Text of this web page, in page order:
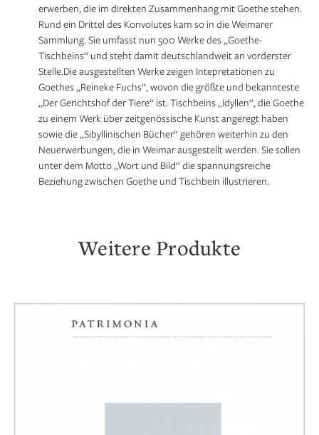
erwerben, die im direkten Zusammenhang mit Goethe stehen.
Rund ein Drittel des Konvolutes kam so in die Weimarer
Sammlung. Sie umfasst nun 500 Werke des „Goethe-
Tischbeins“ und steht damit deutschlandweit an vorderster
Stelle.Die ausgestellten Werke zeigen Intepretationen zu
Goethes „Reineke Fuchs“, wovon die größte und bekannteste
„Der Gerichtshof der Tiere“ ist. Tischbeins „Idyllen“, die Goethe
zu einem Werk über zeitgenössische Kunst angeregt haben
sowie die „Sibyllinischen Bücher“ gehören weiterhin zu den
Neuerwerbungen, die in Weimar ausgestellt werden. Sie sollen
unter dem Motto „Wort und Bild“ die spannungsreiche
Beziehung zwischen Goethe und Tischbein illustrieren.
Weitere Produkte